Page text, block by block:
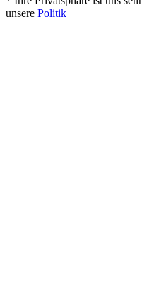
unsere Politik